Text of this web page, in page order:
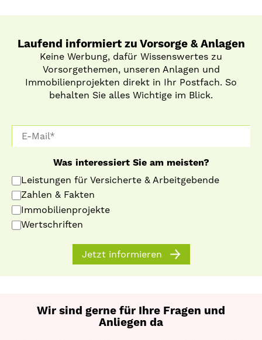
Laufend informiert zu Vorsorge & Anlagen
Keine Werbung, dafür Wissenswertes zu
Vorsorgethemen, unseren Anlagen und
Immobilienprojekten direkt in Ihr Postfach. So
behalten Sie alles Wichtige im Blick.
Was interessiert Sie am meisten?
Leistungen für Versicherte & Arbeitgebende
Zahlen & Fakten
Immobilienprojekte
Wertschriften
Jetzt informieren
Wir sind gerne für Ihre Fragen und
Anliegen da